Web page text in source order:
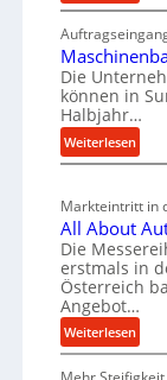
M
a
t
e
r
i
a
l
e
r
s
o
g
u
n
Die
können in
Halbjahr…
Weiterlesen:
M
s
c
h
i
n
e
n
Markteintritt in
All About
Die
erstmals in
Österreich
Angebot…
Weiterlesen:
A
l